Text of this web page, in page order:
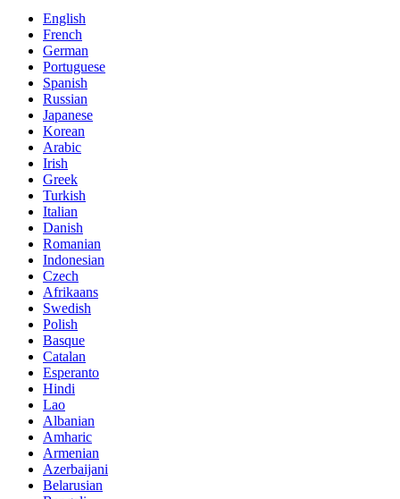
English
French
German
Portuguese
Spanish
Russian
Japanese
Korean
Arabic
Irish
Greek
Turkish
Italian
Danish
Romanian
Indonesian
Czech
Afrikaans
Swedish
Polish
Basque
Catalan
Esperanto
Hindi
Lao
Albanian
Amharic
Armenian
Azerbaijani
Belarusian